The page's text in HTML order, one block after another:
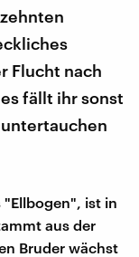
Flucht nach
fällt ihr sonst
"Ellbogen", ist in
aus der
Bruder wächst